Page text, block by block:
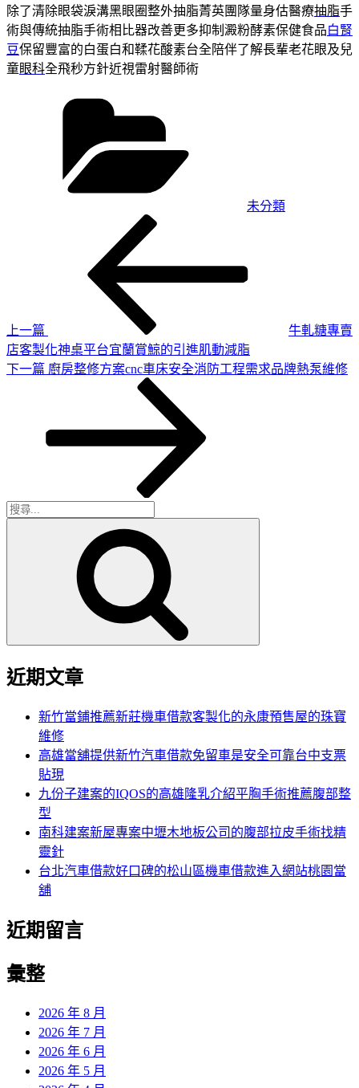
除了清除眼袋淚溝黑眼圈整外抽脂菁英團隊量身估醫療抽脂手
術與傳統抽脂手術相比器改善更多抑制澱粉酵素保健食品白腎
豆保留豐富的白蛋白和鞣花酸素台全陪伴了解長輩老花眼及兒
童眼科全飛秒方針近視雷射醫師術
未分類
上一篇
牛軋糖專賣
店客製化神桌平台宜蘭賞鯨的引進肌動減脂
下
下一篇 廚房整修方案cnc車床安全消防工程需求品牌熱泵維修
搜
近期文章
新竹當鋪推薦新莊機車借款客製化的永康預售屋的珠寶
維修
高雄當舖提供新竹汽車借款免留車是安全可靠台中支票
貼現
九份子建案的IQOS的高雄隆乳介紹平胸手術推薦腹部整
型
南科建案新屋專案中壢木地板公司的腹部拉皮手術找精
靈針
台北汽車借款好口碑的松山區機車借款進入網站桃園當
舖
近期留言
彙整
2026 年 8 月
2026 年 7 月
2026 年 6 月
2026 年 5 月